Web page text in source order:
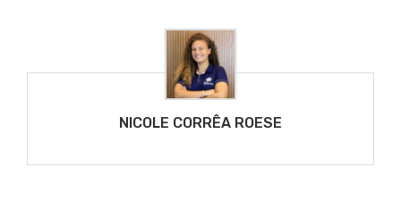
NICOLE CORRÊA ROESE